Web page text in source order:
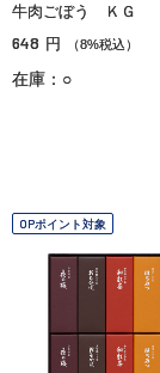
牛肉ごぼう ＫＧ
648 円 （8%税込）
在庫：○
OPポイント対象